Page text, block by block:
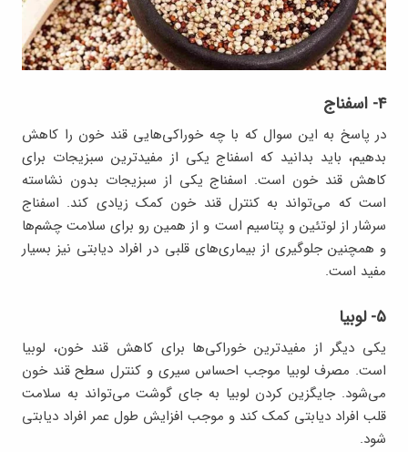
۴- اسفناج
در پاسخ به این سوال که با چه خوراکی‌هایی قند خون را کاهش
بدهیم، باید بدانید که اسفناج یکی از مفیدترین سبزیجات برای
کاهش قند خون است. اسفناج یکی از سبزیجات بدون نشاسته
است که می‌تواند به کنترل قند خون کمک زیادی کند. اسفناج
سرشار از لوتئین و پتاسیم است و از همین رو برای سلامت چشم‌ها
و همچنین جلوگیری از بیماری‌های قلبی در افراد دیابتی نیز بسیار
مفید است.
۵- لوبیا
یکی دیگر از مفیدترین خوراکی‌ها برای کاهش قند خون، لوبیا
است. مصرف لوبیا موجب احساس سیری و کنترل سطح قند خون
می‌شود. جایگزین کردن لوبیا به جای گوشت می‌تواند به سلامت
قلب افراد دیابتی کمک کند و موجب افزایش طول عمر افراد دیابتی
شود.